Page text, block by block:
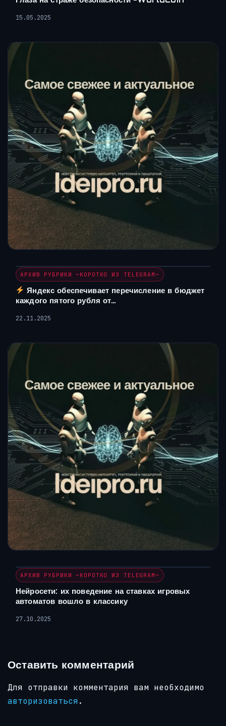
15.05.2025
АРХИВ РУБРИКИ ~КОРОТКО ИЗ TELEGRAM~
Яндекс обеспечивает перечисление в бюджет
каждого пятого рубля от…
22.11.2025
АРХИВ РУБРИКИ ~КОРОТКО ИЗ TELEGRAM~
Нейросети: их поведение на ставках игровых
автоматов вошло в классику
27.10.2025
Оставить комментарий
Для отправки комментария вам необходимо
авторизоваться.